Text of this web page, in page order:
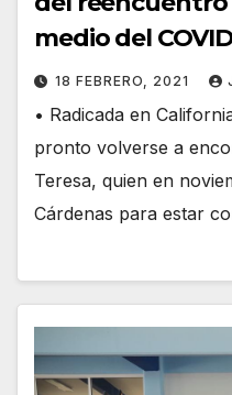
medio del
18 FEBRERO, 2021
• Radicada en
pronto volverse a
Teresa, quien en
Cárdenas para estar